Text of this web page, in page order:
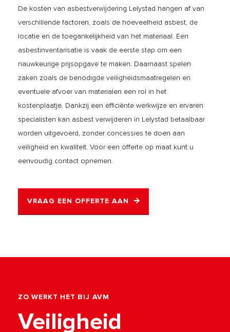
De kosten van asbestverwijdering Lelystad hangen af van
verschillende factoren, zoals de hoeveelheid asbest, de
locatie en de toegankelijkheid van het materiaal. Een
asbestinventarisatie is vaak de eerste stap om een
nauwkeurige prijsopgave te maken. Daarnaast spelen
zaken zoals de benodigde veiligheidsmaatregelen en
eventuele afvoer van materialen een rol in het
kostenplaatje. Dankzij een efficiënte werkwijze en ervaren
specialisten kan asbest verwijderen in Lelystad betaalbaar
worden uitgevoerd, zonder concessies te doen aan
veiligheid en kwaliteit. Voor een offerte op maat kunt u
eenvoudig contact opnemen.
VRAAG EEN OFFERTE AAN
ZO WERKT HET BIJ AVM
Veiligheid